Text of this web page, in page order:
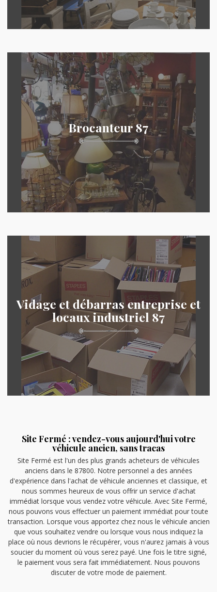
Brocanteur 87
Vidage et débarras entreprise et
locaux industriel 87
Site Fermé : vendez-vous aujourd'hui votre
véhicule ancien, sans tracas
Site Fermé est l'un des plus grands acheteurs de véhicules
anciens dans le 87800. Notre personnel a des années
d'expérience dans l'achat de véhicule anciennes et classique, et
nous sommes heureux de vous offrir un service d'achat
immédiat lorsque vous vendez votre véhicule. Avec Site Fermé,
nous pouvons vous effectuer un paiement immédiat pour toute
transaction. Lorsque vous apportez chez nous le véhicule ancien
que vous souhaitez vendre ou lorsque vous nous indiquez la
place où nous devrions le récupérer, vous n'aurez jamais à vous
soucier du moment où vous serez payé. Une fois le titre signé,
le paiement vous sera fait immédiatement. Nous pouvons
discuter de votre mode de paiement.